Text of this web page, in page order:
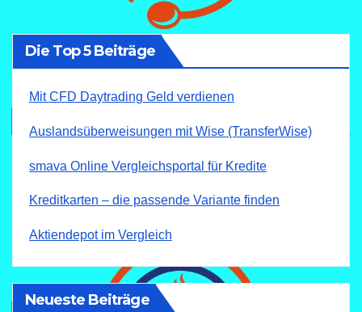
Die Top 5 Beiträge
Mit CFD Daytrading Geld verdienen
Auslandsüberweisungen mit Wise (TransferWise)
smava Online Vergleichsportal für Kredite
Kreditkarten – die passende Variante finden
Aktiendepot im Vergleich
Neueste Beiträge